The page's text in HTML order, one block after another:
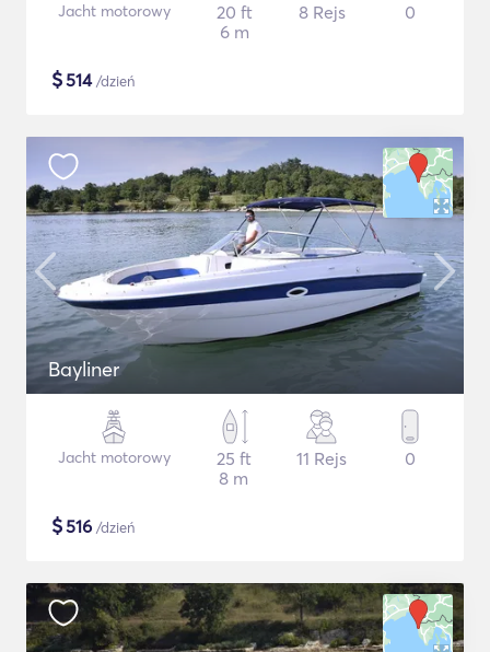
Jacht motorowy
20 ft
6 m
8 Rejs 0
$514/dzień
Bayliner
Jacht motorowy
25 ft
8 m
11 Rejs 0
$516 /dzień